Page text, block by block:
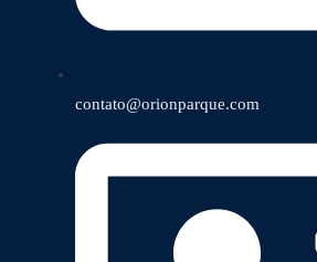
contato@orionparque.com